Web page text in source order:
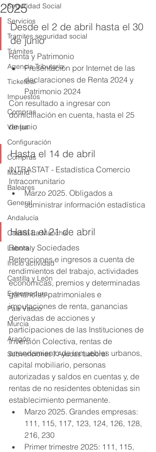
Seguridad Social
Servicios
Tramites seguridad social
Trámites
Agencia Tributaria
Ticketbai
Impuestos
Compras
Ventas
Configuración
Compras
Madrid
Baleares
General
Andalucía
Castilla La Mancha
Laboral
Inicio actividad
Castilla y León
Extremadura
País Vasco
Murcia
Aragón
Subvenciones / Ayudas Laboral
2025
Desde el 2 de abril hasta el 30
de junio
Renta y Patrimonio
Presentación por Internet de las
declaraciones de Renta 2024 y
Patrimonio 2024
Con resultado a ingresar con
domiciliación en cuenta, hasta el 25
de junio
Hasta el 14 de abril
INTRASTAT - Estadística Comercio
Intracomunitario
Marzo 2025. Obligados a
suministrar información estadística
Hasta el 21 de abril
Renta y Sociedades
Retenciones e ingresos a cuenta de
rendimientos del trabajo, actividades
económicas, premios y determinadas
ganancias patrimoniales e
imputaciones de renta, ganancias
derivadas de acciones y
participaciones de las Instituciones de
Inversión Colectiva, rentas de
arrendamiento de inmuebles urbanos,
capital mobiliario, personas
autorizadas y saldos en cuentas y, de
rentas de no residentes obtenidas sin
establecimiento permanente.
Marzo 2025. Grandes empresas:
111, 115, 117, 123, 124, 126, 128,
216, 230
Primer trimestre 2025: 111, 115,